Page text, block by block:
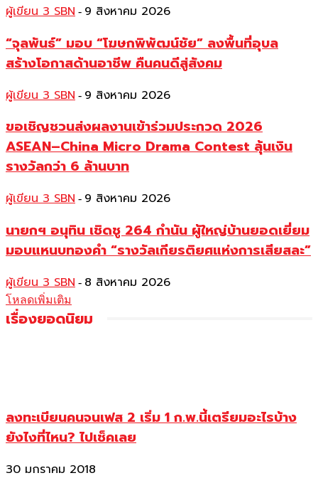
ผู้เขียน 3 SBN - 9 สิงหาคม 2026
“จุลพันธ์” มอบ “โฆษกพิพัฒน์ชัย” ลงพื้นที่อุบล
สร้างโอกาสด้านอาชีพ คืนคนดีสู่สังคม
ผู้เขียน 3 SBN - 9 สิงหาคม 2026
ขอเชิญชวนส่งผลงานเข้าร่วมประกวด 2026
ASEAN–China Micro Drama Contest ลุ้นเงิน
รางวัลกว่า 6 ล้านบาท
ผู้เขียน 3 SBN - 9 สิงหาคม 2026
นายกฯ อนุทิน เชิดชู 264 กำนัน ผู้ใหญ่บ้านยอดเยี่ยม
มอบแหนบทองคำ “รางวัลเกียรติยศแห่งการเสียสละ”
ผู้เขียน 3 SBN - 8 สิงหาคม 2026
โหลดเพิ่มเติม
เรื่องยอดนิยม
ลงทะเบียนคนจนเฟส 2 เริ่ม 1 ก.พ.นี้เตรียมอะไรบ้าง
ยังไงที่ไหน? ไปเช็คเลย
30 มกราคม 2018